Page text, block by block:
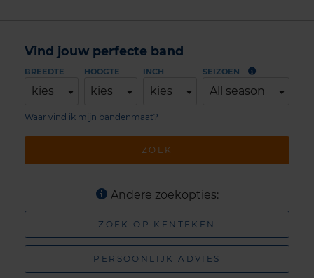
Vind jouw perfecte band
BREEDTE
kies
HOOGTE
kies
INCH
kies
SEIZOEN
All season
ZOEK
Waar vind ik mijn bandenmaat?
Andere zoekopties:
ZOEK OP KENTEKEN
PERSOONLIJK ADVIES